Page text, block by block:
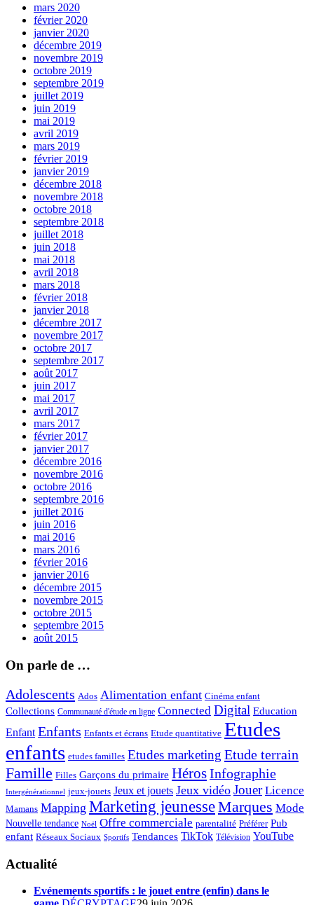
mars 2020
février 2020
janvier 2020
décembre 2019
novembre 2019
octobre 2019
septembre 2019
juillet 2019
juin 2019
mai 2019
avril 2019
mars 2019
février 2019
janvier 2019
décembre 2018
novembre 2018
octobre 2018
septembre 2018
juillet 2018
juin 2018
mai 2018
avril 2018
mars 2018
février 2018
janvier 2018
décembre 2017
novembre 2017
octobre 2017
septembre 2017
août 2017
juin 2017
mai 2017
avril 2017
mars 2017
février 2017
janvier 2017
décembre 2016
novembre 2016
octobre 2016
septembre 2016
juillet 2016
juin 2016
mai 2016
mars 2016
février 2016
janvier 2016
décembre 2015
novembre 2015
octobre 2015
septembre 2015
août 2015
On parle de …
Adolescents Ados Alimentation enfant Cinéma enfant
Collections Communauté d'étude en ligne Connected Digital Education
Enfant Enfants Enfants et écrans Etude quantitative Etudes
enfants etudes familles Etudes marketing Etude terrain
Famille Filles Garçons du primaire HérosInfographie
Intergénérationnel jeux-jouets Jeux et jouets Jeux vidéo Jouer Licence
Mamans Mapping Marketing jeunesseMarques Mode
Nouvelle tendance Noël Offre commerciale parentalité Préférer Pub
enfant Réseaux Sociaux Sportifs Tendances TikTok Télévision YouTube
Actualité
Evénements sportifs : le jouet entre (enfin) dans le